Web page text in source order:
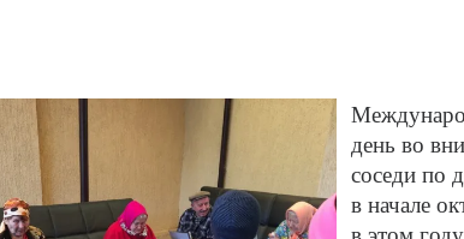
день во
соседи по
в начале